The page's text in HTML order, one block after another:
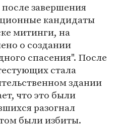
после завершения
кандидаты
митинги, на
о создании
спасения". После
стала
здании
что это были
разогнал
были избиты.